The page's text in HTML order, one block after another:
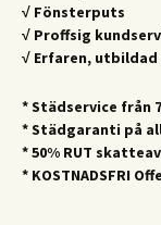
√ Fönsterputs
√ Proffsig
√ Erfaren,
* Städservice från
* Städgaranti på
* 50% RUT
* KOSTNADSFRI